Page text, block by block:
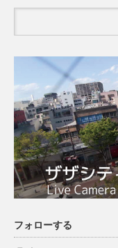
フォローする